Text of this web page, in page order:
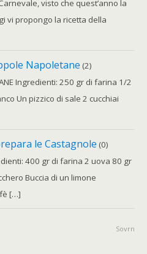
visto che quest’anno la
vi propongo la ricetta della
Napoletane (2)
Ingredienti: 250 gr di farina 1/2
Un pizzico di sale 2 cucchiai
le Castagnole (0)
400 gr di farina 2 uova 80 gr
Buccia di un limone
[…]
Sovrn